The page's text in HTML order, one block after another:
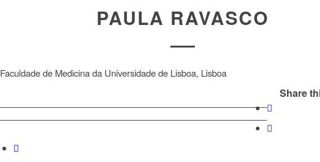
PAULA RAVASCO
Faculdade de Medicina da Universidade de Lisboa, Lisboa
Share